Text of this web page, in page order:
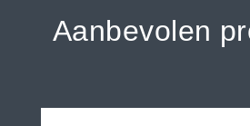
Aanbevolen